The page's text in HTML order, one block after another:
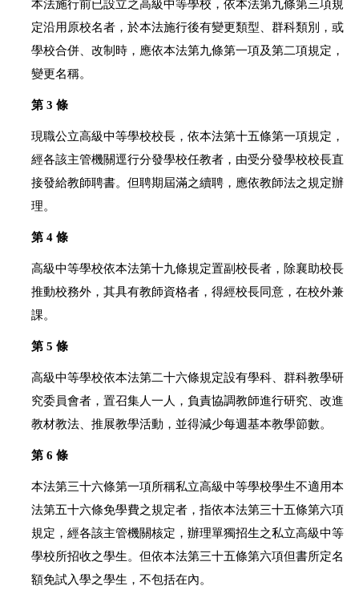
本法施行前已設立之高級中等學校，依本法第九條第三項規
定沿用原校名者，於本法施行後有變更類型、群科類別，或
學校合併、改制時，應依本法第九條第一項及第二項規定，
變更名稱。
第 3 條
現職公立高級中等學校校長，依本法第十五條第一項規定，
經各該主管機關逕行分發學校任教者，由受分發學校校長直
接發給教師聘書。但聘期屆滿之續聘，應依教師法之規定辦
理。
第 4 條
高級中等學校依本法第十九條規定置副校長者，除襄助校長
推動校務外，其具有教師資格者，得經校長同意，在校外兼
課。
第 5 條
高級中等學校依本法第二十六條規定設有學科、群科教學研
究委員會者，置召集人一人，負責協調教師進行研究、改進
教材教法、推展教學活動，並得減少每週基本教學節數。
第 6 條
本法第三十六條第一項所稱私立高級中等學校學生不適用本
法第五十六條免學費之規定者，指依本法第三十五條第六項
規定，經各該主管機關核定，辦理單獨招生之私立高級中等
學校所招收之學生。但依本法第三十五條第六項但書所定名
額免試入學之學生，不包括在內。